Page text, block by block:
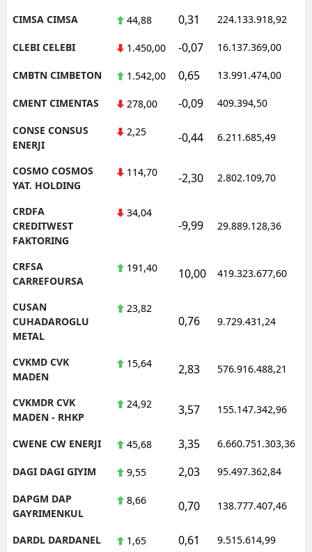
CIMSA CIMSA 44,88 0,31 224.133.918,92
CLEBI CELEBI 1.450,00 -0,07 16.137.369,00
CMBTN CIMBETON 1.542,00 0,65 13.991.474,00
CMENT CIMENTAS 278,00 -0,09 409.394,50
CONSE CONSUS
ENERJI
2,25 -0,44 6.211.685,49
COSMO COSMOS
YAT. HOLDING
114,70 -2,30 2.802.109,70
CRDFA
CREDITWEST
FAKTORING
34,04
-9,99 29.889.128,36
CRFSA
CARREFOURSA
191,40 10,00 419.323.677,60
CUSAN
CUHADAROGLU
METAL
23,82
0,76 9.729.431,24
CVKMD CVK
MADEN
15,64 2,83 576.916.488,21
CVKMDR CVK
MADEN - RHKP
24,92 3,57 155.147.342,96
CWENE CW ENERJI 45,68 3,35 6.660.751.303,36
DAGI DAGI GIYIM 9,55 2,03 95.497.362,84
DAPGM DAP
GAYRIMENKUL
8,66 0,70 138.777.407,46
DARDL DARDANEL 1,65 0,61 9.515.614,99